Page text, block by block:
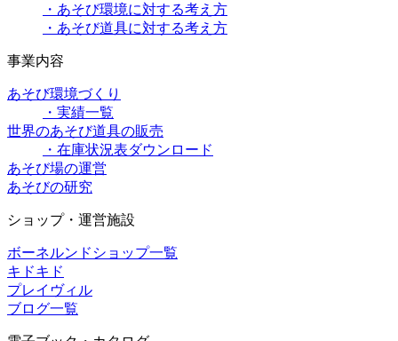
・あそび環境に対する考え方
・あそび道具に対する考え方
事業内容
あそび環境づくり
・実績一覧
世界のあそび道具の販売
・在庫状況表ダウンロード
あそび場の運営
あそびの研究
ショップ・運営施設
ボーネルンドショップ一覧
キドキド
プレイヴィル
ブログ一覧